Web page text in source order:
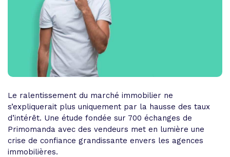
Le ralentissement du marché immobilier ne
s’expliquerait plus uniquement par la hausse des taux
d’intérêt. Une étude fondée sur 700 échanges de
Primomanda avec des vendeurs met en lumière une
crise de confiance grandissante envers les agences
immobilières.